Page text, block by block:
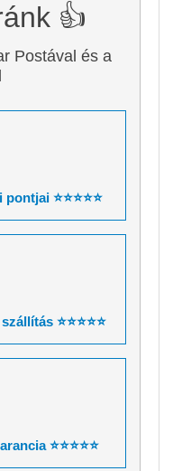
👍
Postával és a
⭐⭐⭐⭐⭐
⭐⭐⭐⭐⭐
⭐⭐⭐⭐⭐